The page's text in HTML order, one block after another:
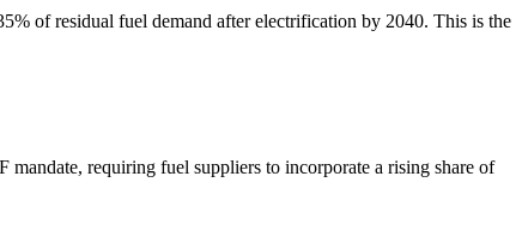
of residual fuel demand after electrification by 2040. This is the
requiring fuel suppliers to incorporate a rising share of